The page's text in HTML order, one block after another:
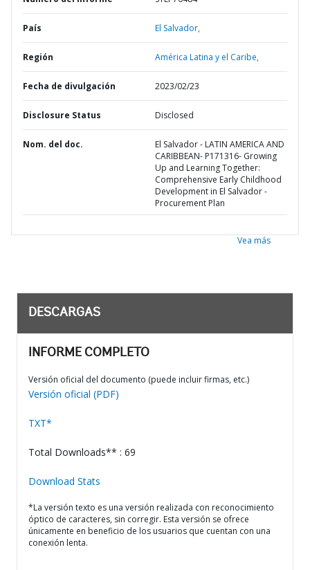
País El Salvador,
Región América Latina y el Caribe,
Fecha de divulgación 2023/02/23
Disclosure Status Disclosed
Nom. del doc.
El Salvador - LATIN AMERICA AND
CARIBBEAN- P171316- Growing
Up and Learning Together:
Comprehensive Early Childhood
Development in El Salvador -
Procurement Plan
Vea más
DESCARGAS
INFORME COMPLETO
Versión oficial del documento (puede incluir firmas, etc.)
Versión oficial (PDF)
TXT*
Total Downloads** : 69
Download Stats
*La versión texto es una versión realizada con reconocimiento
óptico de caracteres, sin corregir. Esta versión se ofrece
únicamente en beneficio de los usuarios que cuentan con una
conexión lenta.